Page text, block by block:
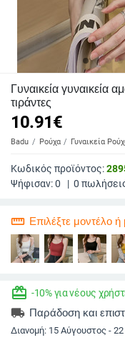
Γυναικεία γυναικεία
τιράντες
10.91€
Badu Ρούχα Γυναικεία
Κωδικός προϊόντος:
Ψήφισαν:0 | 0
straighten Επιλέξτε μοντέλο ή
redeem -10% για νέους
local_shipping Παράδοση και
Διανομή: 15 Αύγουστος -